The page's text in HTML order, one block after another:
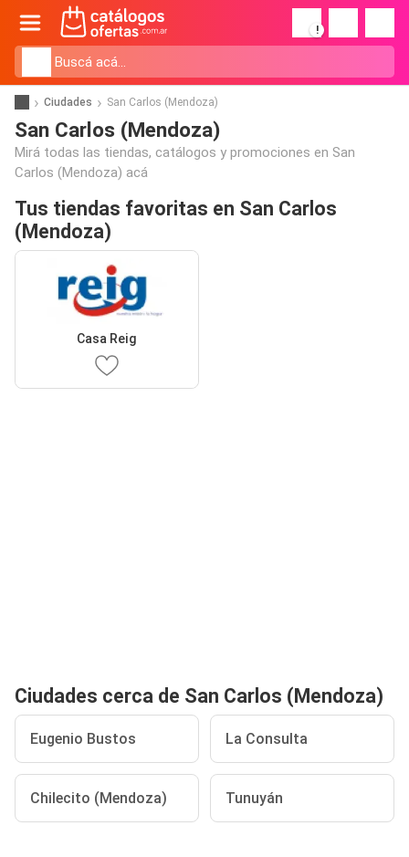
!
Ciudades San Carlos (Mendoza)
San Carlos (Mendoza)
Mirá todas las tiendas, catálogos y promociones en San
Carlos (Mendoza) acá
Tus tiendas favoritas en San Carlos
(Mendoza)
Casa Reig
Ciudades cerca de San Carlos (Mendoza)
Eugenio Bustos La Consulta
Chilecito (Mendoza) Tunuyán